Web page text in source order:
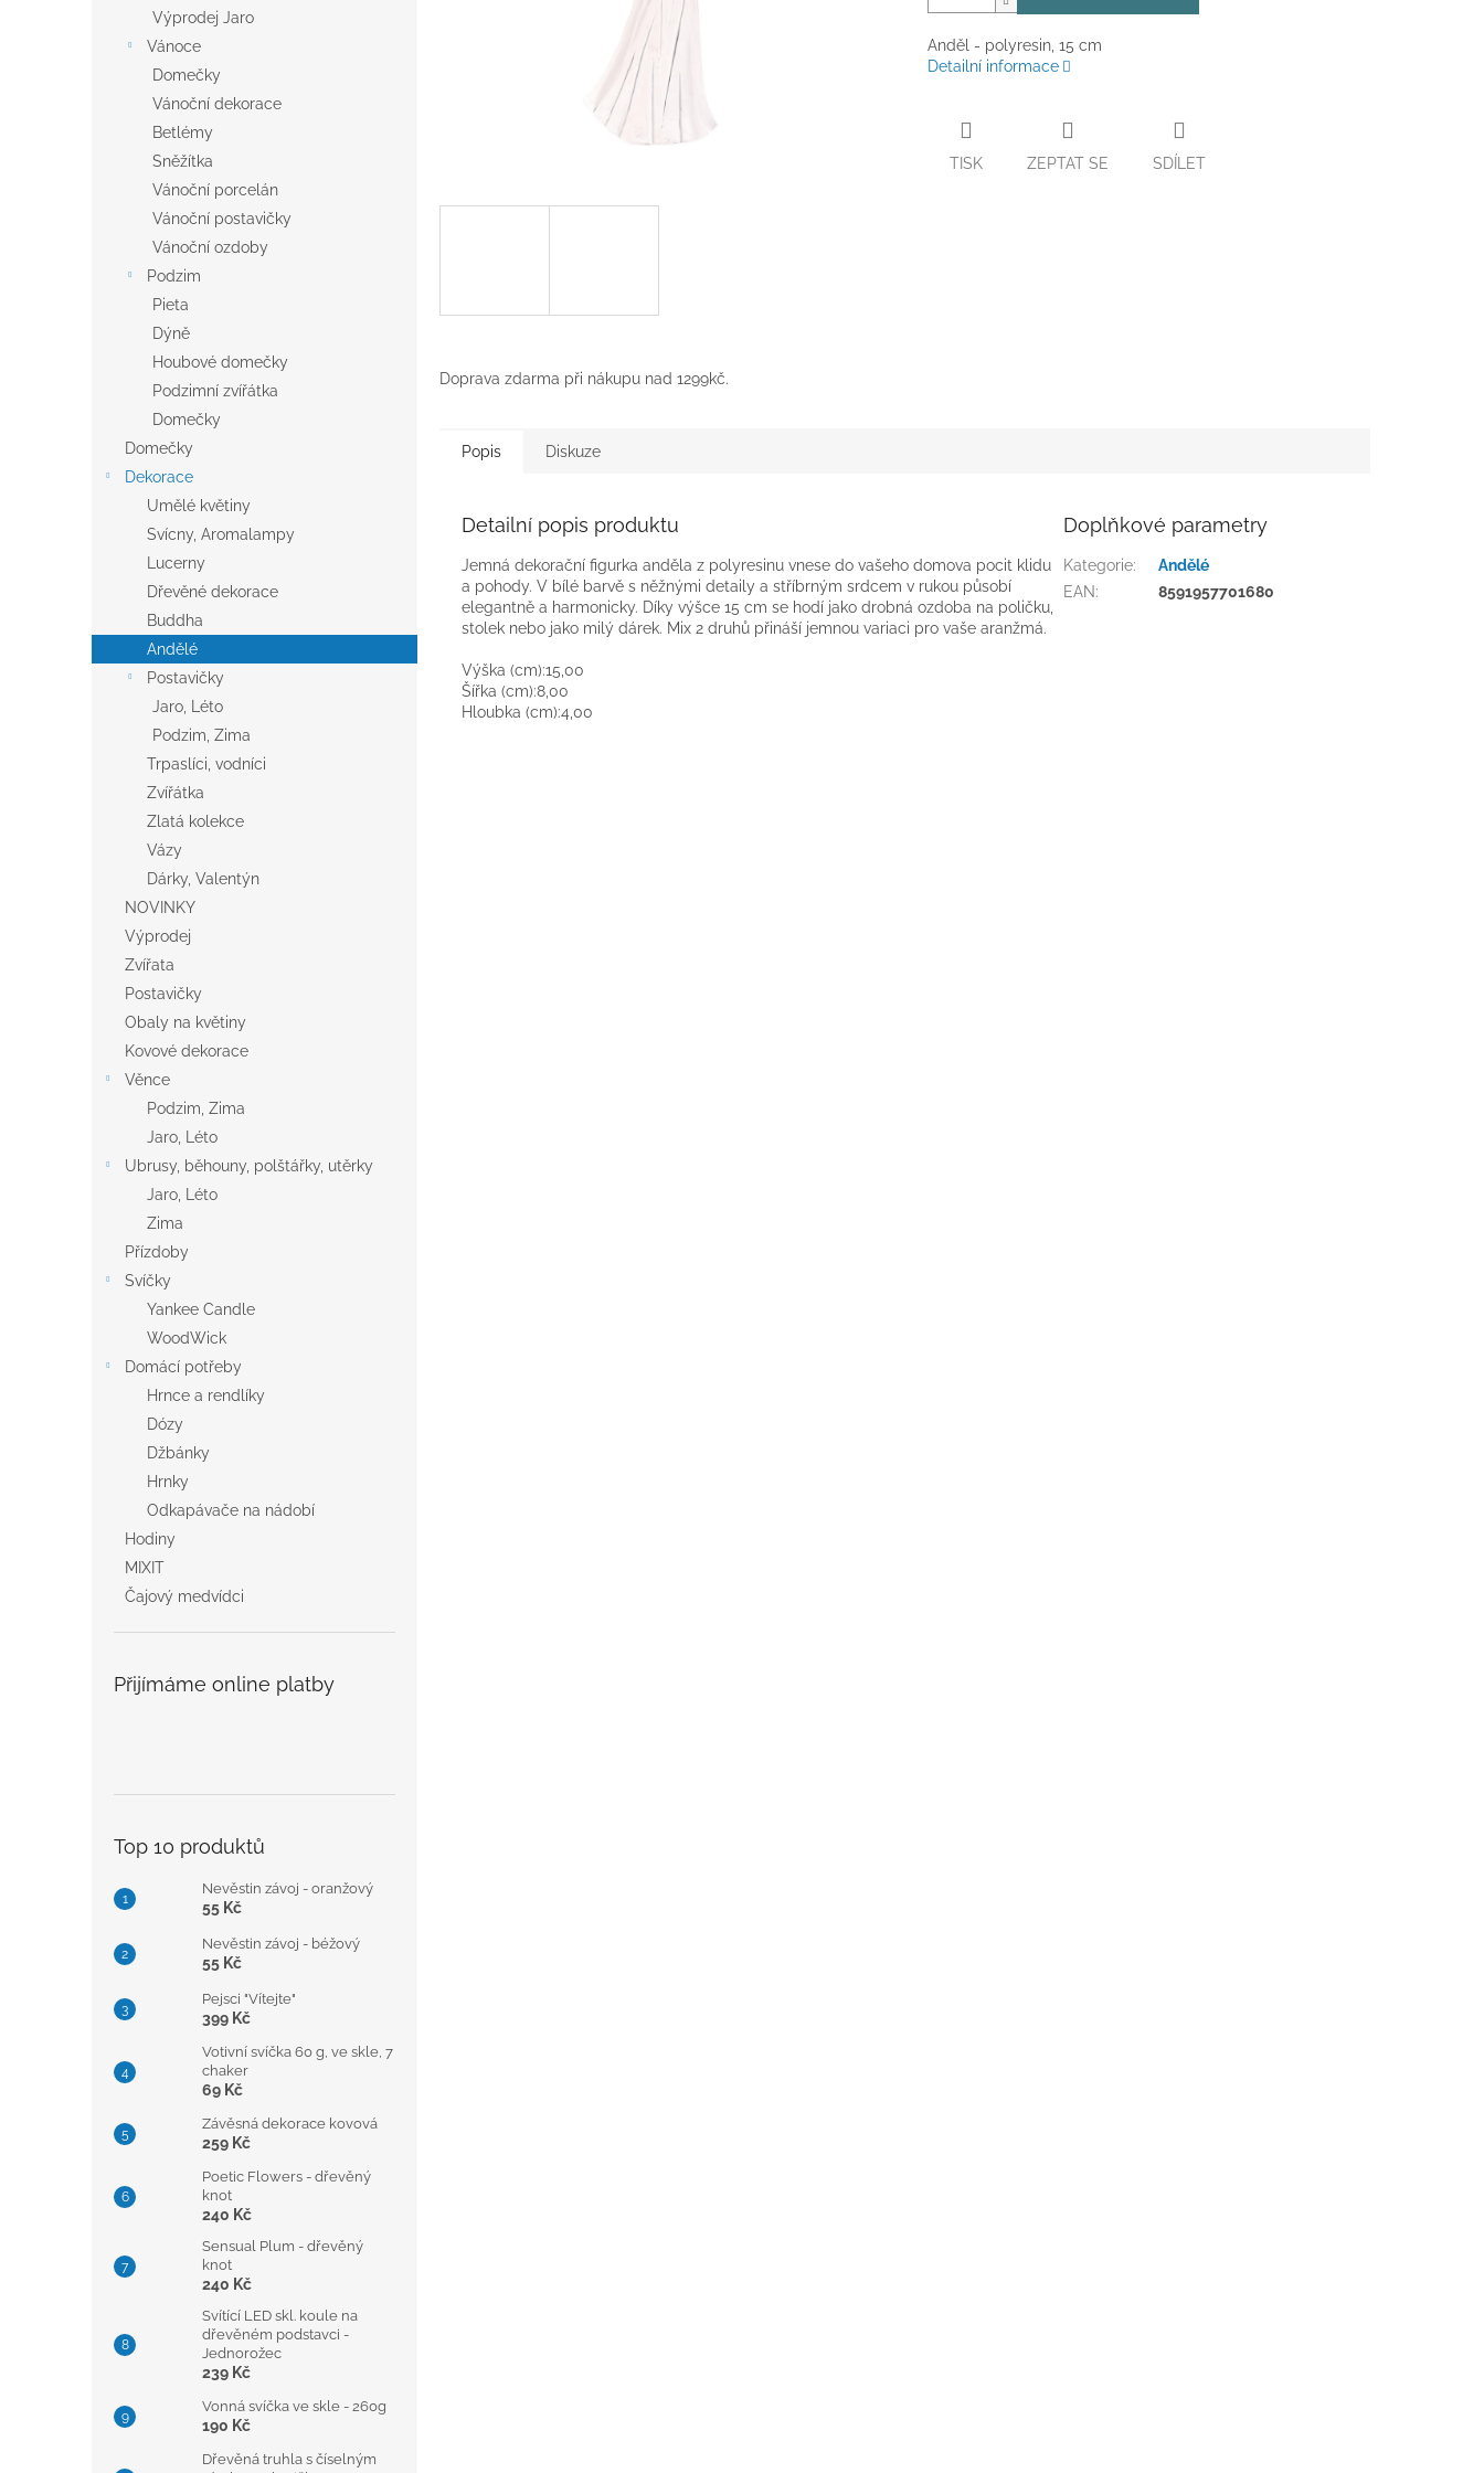
Výprodej Jaro
Vánoce
Domečky
Vánoční dekorace
Betlémy
Sněžítka
Vánoční porcelán
Vánoční postavičky
Vánoční ozdoby
Podzim
Pieta
Dýně
Houbové domečky
Podzimní zvířátka
Domečky
Domečky
Dekorace
Umělé květiny
Svícny, Aromalampy
Lucerny
Dřevěné dekorace
Buddha
Andělé
Postavičky
Jaro, Léto
Podzim, Zima
Trpaslíci, vodníci
Zvířátka
Zlatá kolekce
Vázy
Dárky, Valentýn
NOVINKY
Výprodej
Zvířata
Postavičky
Obaly na květiny
Kovové dekorace
Věnce
Podzim, Zima
Jaro, Léto
Ubrusy, běhouny, polštářky, utěrky
Jaro, Léto
Zima
Přízdoby
Svíčky
Yankee Candle
WoodWick
Domácí potřeby
Hrnce a rendlíky
Dózy
Džbánky
Hrnky
Odkapávače na nádobí
Hodiny
MIXIT
Čajový medvídci
Přijímáme online platby
Top 10 produktů
Nevěstin závoj - oranžový
55 Kč
Nevěstin závoj - béžový
55 Kč
Pejsci "Vítejte"
399 Kč
Votivní svíčka 60 g, ve skle, 7
chaker
69 Kč
Závěsná dekorace kovová
259 Kč
Poetic Flowers - dřevěný
knot
240 Kč
Sensual Plum - dřevěný
knot
240 Kč
Svítící LED skl. koule na
dřevěném podstavci -
Jednorožec
239 Kč
Vonná svíčka ve skle - 260g
190 Kč
Dřevěná truhla s číselným
Anděl - polyresin, 15 cm
Detailní informace
TISK ZEPTAT SE SDÍLET
Doprava zdarma při nákupu nad 1299kč.
Popis Diskuze
Detailní popis produktu
Jemná dekorační figurka anděla z polyresinu vnese do vašeho domova pocit klidu
a pohody. V bílé barvě s něžnými detaily a stříbrným srdcem v rukou působí
elegantně a harmonicky. Díky výšce 15 cm se hodí jako drobná ozdoba na poličku,
stolek nebo jako milý dárek. Mix 2 druhů přináší jemnou variaci pro vaše aranžmá.
Výška (cm):15,00
Šířka (cm):8,00
Hloubka (cm):4,00
Doplňkové parametry
Kategorie:
Andělé
EAN: 8591957701680